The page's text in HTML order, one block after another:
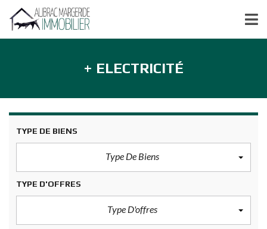
+ ELECTRICITÉ
TYPE DE BIENS
Type De Biens
TYPE D'OFFRES
Type D'offres